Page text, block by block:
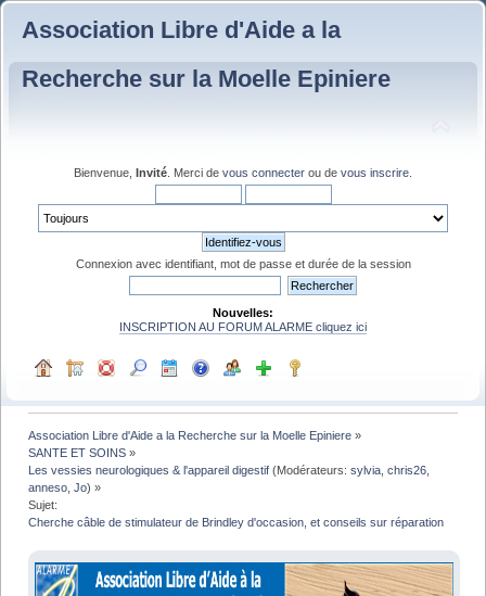
Association Libre d'Aide a la
Recherche sur la Moelle Epiniere
Bienvenue, Invité . Merci de vous connecter ou de vous inscrire
Connexion avec identifiant, mot de passe et durée de la session
Nouvelles:
INSCRIPTION AU FORUM ALARME cliquez ici
Association Libre d'Aide a la Recherche sur la Moelle Epiniere »
SANTE ET SOINS »
Les vessies neurologiques & l'appareil digestif (Modérateurs:sylvia ,chris26
anneso ,Jo) »
Sujet:
Cherche câble de stimulateur de Brindley d'occasion, et conseils sur réparation